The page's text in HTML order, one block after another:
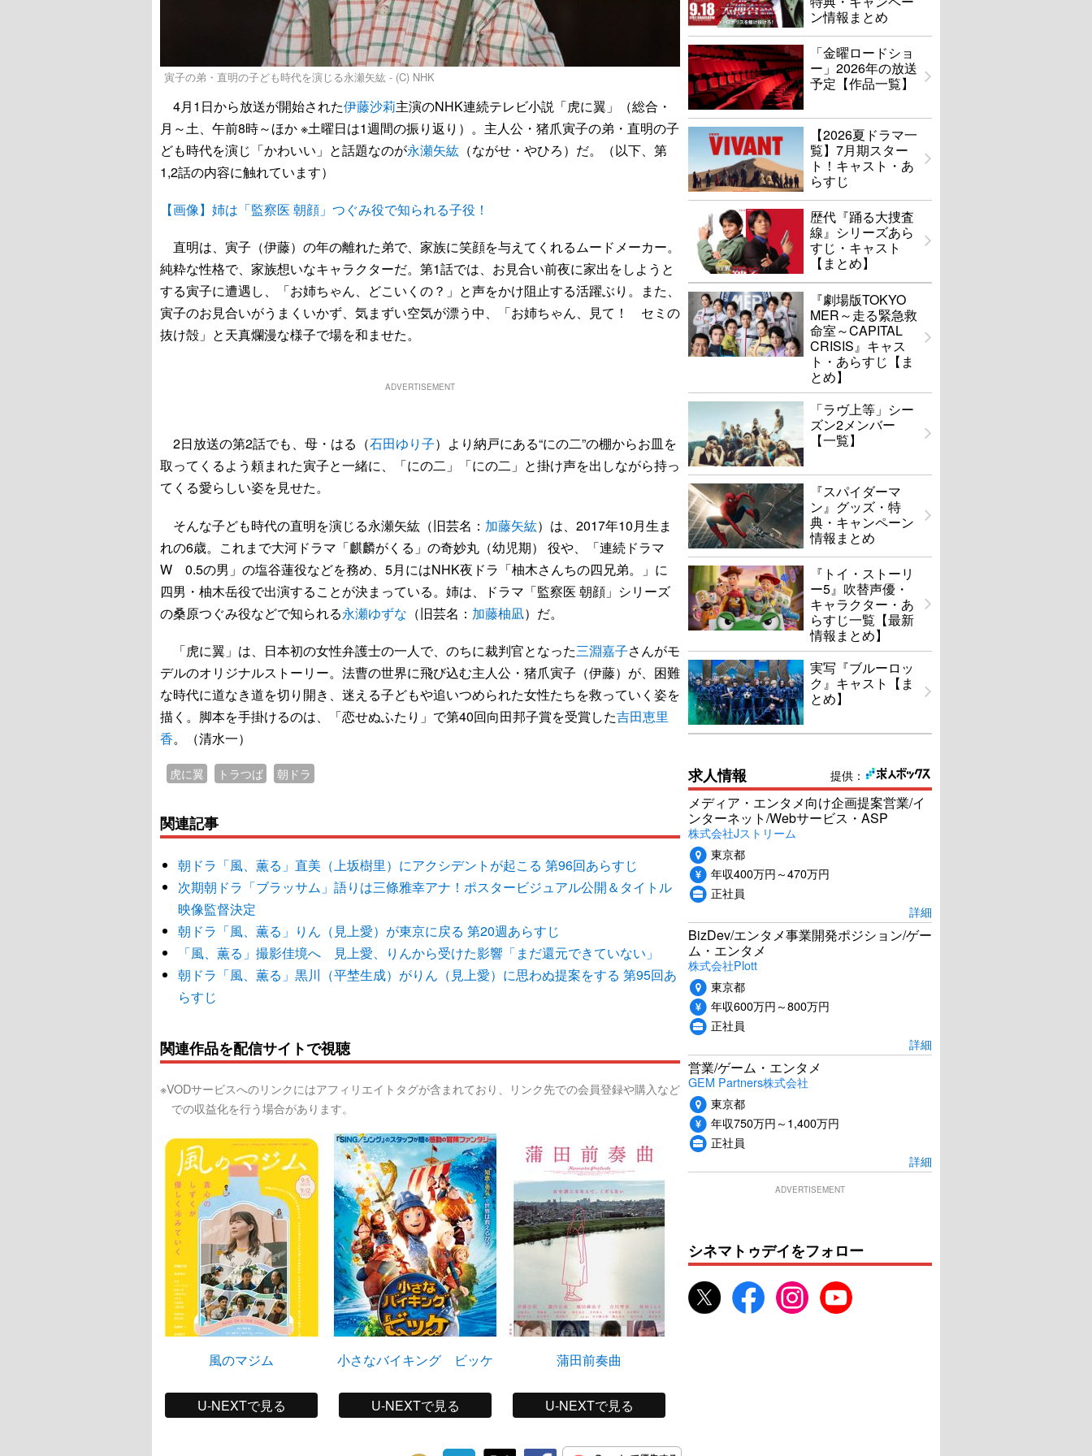
寅子の弟・直明の子ども時代を演じる永瀬矢紘 - (C) NHK
4月1日から放送が開始された伊藤沙莉主演のNHK連続テレビ小説「虎に翼」（総合・
月～土、午前8時～ほか ※土曜日は1週間の振り返り）。主人公・猪爪寅子の弟・直明の子
ども時代を演じ「かわいい」と話題なのが永瀬矢紘 （ながせ・やひろ）だ。（以下、第
1,2話の内容に触れています）
【画像】姉は「監察医 朝顔」つぐみ役で知られる子役！
直明は、寅子（伊藤）の年の離れた弟で、家族に笑顔を与えてくれるムードメーカー。
純粋な性格で、家族想いなキャラクターだ。第1話では、お見合い前夜に家出をしようと
する寅子に遭遇し、「お姉ちゃん、どこいくの？」と声をかけ阻止する活躍ぶり。また、
寅子のお見合いがうまくいかず、気まずい空気が漂う中、「お姉ちゃん、見て！ セミの
抜け殻」と天真爛漫な様子で場を和ませた。
ADVERTISEMENT
2日放送の第2話でも、母・はる（石田ゆり子）より納戸にある“にの二”の棚からお皿を
取ってくるよう頼まれた寅子と一緒に、「にの二」「にの二」と掛け声を出しながら持っ
てくる愛らしい姿を見せた。
そんな子ども時代の直明を演じる永瀬矢紘（旧芸名： 加藤矢紘）は、2017年10月生ま
れの6歳。これまで大河ドラマ「麒麟がくる」の奇妙丸（幼児期） 役や、「連続ドラマ
W 0.5の男」の塩谷蓮役などを務め、5月にはNHK夜ドラ「柚木さんちの四兄弟。」に
四男・柚木岳役で出演することが決まっている。姉は、ドラマ「監察医 朝顔」シリーズ
の桑原つぐみ役などで知られる永瀬ゆずな （旧芸名： 加藤柚凪）だ。
「虎に翼」は、日本初の女性弁護士の一人で、のちに裁判官となった三淵嘉子さんがモ
デルのオリジナルストーリー。法曹の世界に飛び込む主人公・猪爪寅子（伊藤）が、困難
な時代に道なき道を切り開き、迷える子どもや追いつめられた女性たちを救っていく姿を
描く。脚本を手掛けるのは、「恋せぬふたり」で第40回向田邦子賞を受賞した吉田恵里
香。（清水一）
虎に翼 トラつば 朝ドラ
関連記事
朝ドラ「風、薫る」直美（上坂樹里）にアクシデントが起こる 第96回あらすじ
次期朝ドラ「ブラッサム」語りは三條雅幸アナ！ポスタービジュアル公開＆タイトル
映像監督決定
朝ドラ「風、薫る」りん（見上愛）が東京に戻る 第20週あらすじ
「風、薫る」撮影佳境へ 見上愛、りんから受けた影響「まだ還元できていない」
朝ドラ「風、薫る」黒川（平埜生成）がりん（見上愛）に思わぬ提案をする 第95回あ
らすじ
関連作品を配信サイトで視聴
※VODサービスへのリンクにはアフィリエイトタグが含まれており、リンク先での会員登録や購入など
での収益化を行う場合があります。
風のマジム
U-NEXTで見る
小さなバイキング ビッケ
U-NEXTで見る
蒲田前奏曲
U-NEXTで見る
ン情報まとめ
「金曜ロードショ
ー」2026年の放送
予定【作品一覧】
【2026夏ドラマ一
覧】7月期スター
ト！キャスト・あ
らすじ
歴代『踊る大捜査
線』シリーズあら
すじ・キャスト
【まとめ】
『劇場版TOKYO
MER～走る緊急救
命室～CAPITAL
CRISIS』キャス
ト・あらすじ【ま
とめ】
「ラヴ上等」シー
ズン2メンバー
【一覧】
『スパイダーマ
ン』グッズ・特
典・キャンペーン
情報まとめ
『トイ・ストーリ
ー5』吹替声優・
キャラクター・あ
らすじ一覧【最新
情報まとめ】
実写『ブルーロッ
ク』キャスト【ま
とめ】
提供：
求人情報
メディア・エンタメ向け企画提案営業/イ
ンターネット/Webサービス・ASP
株式会社Jストリーム
東京都
年収400万円～470万円
正社員
詳細
BizDev/エンタメ事業開発ポジション/ゲー
ム・エンタメ
株式会社Plott
東京都
年収600万円～800万円
正社員
詳細
営業/ゲーム・エンタメ
GEM Partners株式会社
東京都
年収750万円～1,400万円
正社員
詳細
ADVERTISEMENT
シネマトゥデイをフォロー